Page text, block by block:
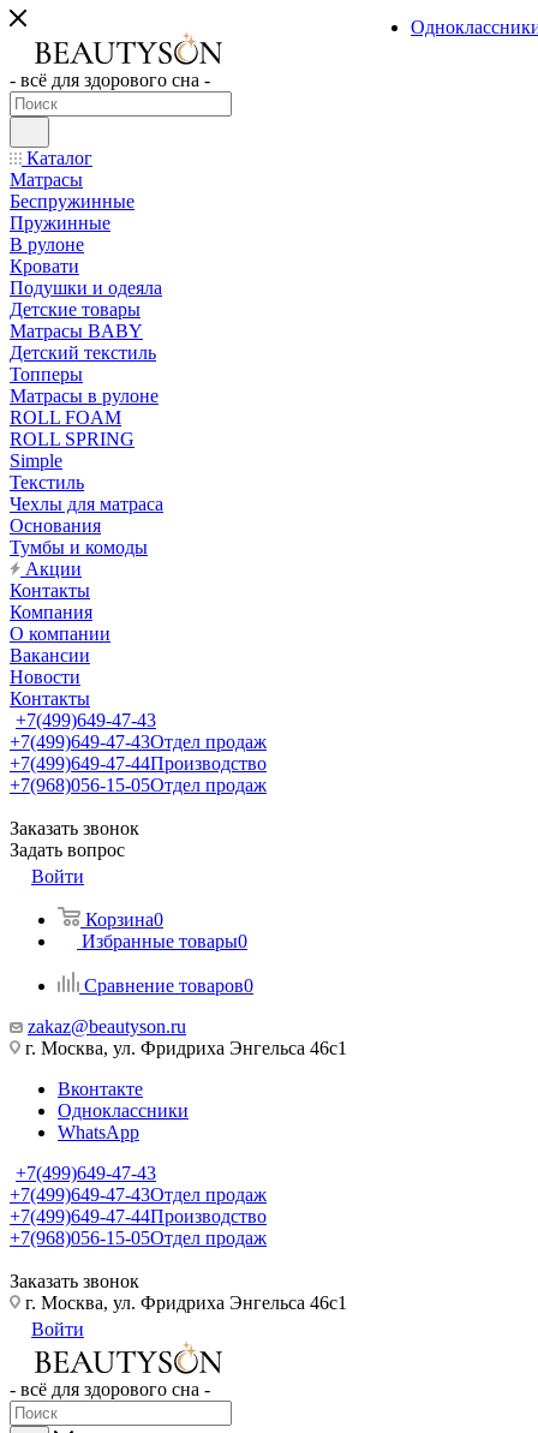
- всё для здорового сна -
Каталог
Матрасы
Беспружинные
Пружинные
В рулоне
Кровати
Подушки и одеяла
Детские товары
Матрасы BABY
Детский текстиль
Топперы
Матрасы в рулоне
ROLL FOAM
ROLL SPRING
Simple
Текстиль
Чехлы для матраса
Основания
Тумбы и комоды
Акции
Контакты
Компания
О компании
Вакансии
Новости
Контакты
+7(499)649-47-43
+7(499)649-47-43Отдел продаж
+7(499)649-47-44Производство
+7(968)056-15-05Отдел продаж
Заказать звонок
Задать вопрос
Войти
Корзина0
Избранные товары0
Сравнение товаров0
zakaz@beautyson.ru
г. Москва, ул. Фридриха Энгельса 46с1
Вконтакте
Одноклассники
WhatsApp
+7(499)649-47-43
+7(499)649-47-43Отдел продаж
+7(499)649-47-44Производство
+7(968)056-15-05Отдел продаж
Заказать звонок
г. Москва, ул. Фридриха Энгельса 46с1
Войти
- всё для здорового сна -